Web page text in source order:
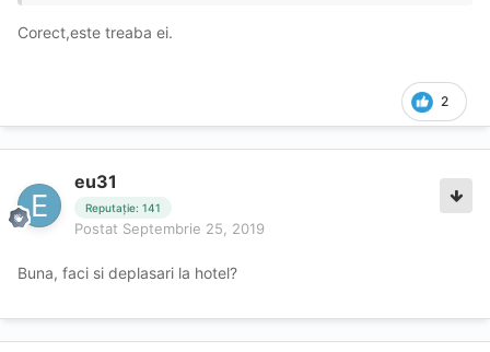
Corect,este treaba ei.
2
eu31
Reputație: 141
Postat Septembrie 25, 2019
Buna, faci si deplasari la hotel?